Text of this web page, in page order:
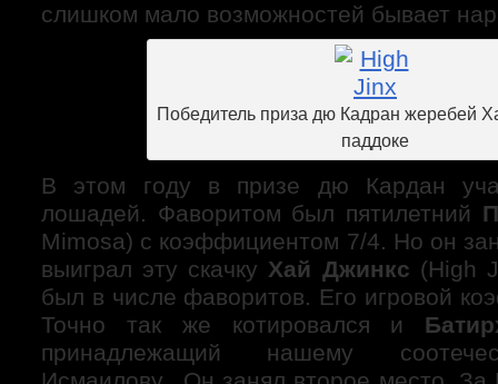
слишком мало возможностей бывает
Победитель приза дю Кадран жеребей
паддоке
В этом году в призе дю Кардан
лошадей. Фаворитом был пятилетний
Mimosa) с коэффициентом 7/4. Но он
выиграл эту скачку Хай Джинкс (High
был в числе фаворитов. Его игровой
Точно так же котировался и
принадлежащий нашему